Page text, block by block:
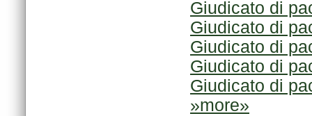
Giudicato di
Giudicato di
Giudicato di
Giudicato di
Giudicato di
»more»